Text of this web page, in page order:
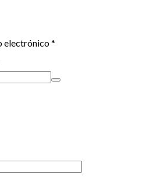
electrónico*